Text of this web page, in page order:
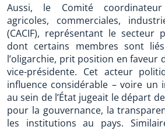
Aussi, le Comité
agricoles, commerciales,
(CACIF), représentant le
dont certains membres sont
l’oligarchie, prit position en faveur
vice-présidente. Cet acteur
influence considérable – voire
au sein de l’État jugeait le départ
pour la gouvernance, la
les institutions au pays.